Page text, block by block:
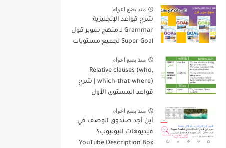
الأول
منذ بضع اعوام
شرح قواعد الإنجليزية
Grammar لـ منهج سوبر قول
Super Goal لجميع مستويات
منذ بضع اعوام
Relative clauses (who,
which-that-where) | شرح
قواعد المستوى الأول
منذ بضع اعوام
أين أجد صندوق الوصف في
فيديوهات اليوتيوب؟
YouTube Description Box